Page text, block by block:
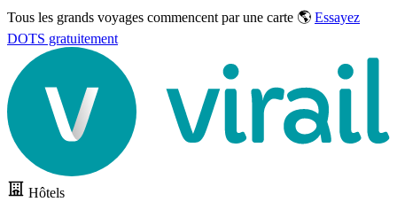
Tous les grands voyages commencent par une carte 🌎 Essayez
DOTS gratuitement
Hôtels